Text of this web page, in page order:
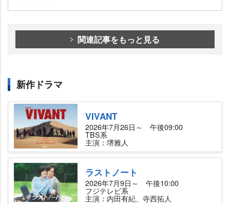
関連記事をもっと見る
新作ドラマ
VIVANT
2026年7月26日～ 午後09:00
TBS系
主演：堺雅人
ラストノート
2026年7月9日～ 午後10:00
フジテレビ系
主演：内田有紀、寺西拓人